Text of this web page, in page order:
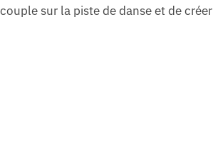
sur la piste de danse et de créer